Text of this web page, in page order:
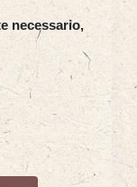
necessario,